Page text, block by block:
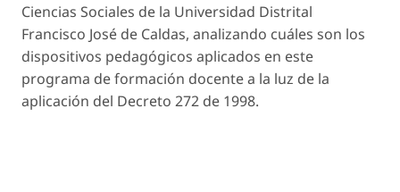
Ciencias Sociales de la Universidad Distrital
Francisco José de Caldas, analizando cuáles son los
dispositivos pedagógicos aplicados en este
programa de formación docente a la luz de la
aplicación del Decreto 272 de 1998.